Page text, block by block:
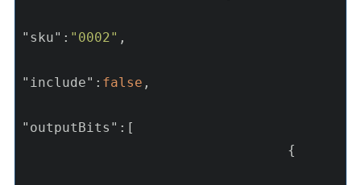
"sku" : "0002" ,
"include" : false ,
"outputBits" :[